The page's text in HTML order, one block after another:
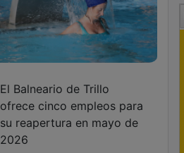
El Balneario de Trillo
ofrece cinco empleos para
su reapertura en mayo de
2026